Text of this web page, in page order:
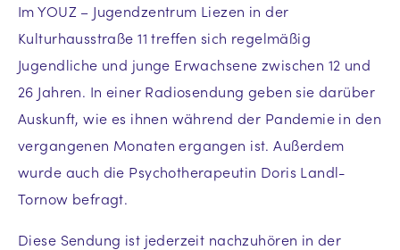
Im YOUZ – Jugendzentrum Liezen in der
Kulturhausstraße 11 treffen sich regelmäßig
Jugendliche und junge Erwachsene zwischen 12 und
26 Jahren. In einer Radiosendung geben sie darüber
Auskunft, wie es ihnen während der Pandemie in den
vergangenen Monaten ergangen ist. Außerdem
wurde auch die Psychotherapeutin Doris Landl-
Tornow befragt.
Diese Sendung ist jederzeit nachzuhören in der